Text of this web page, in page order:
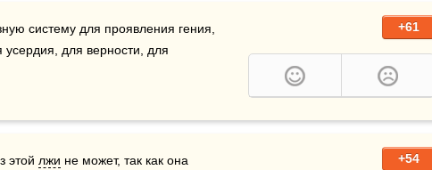
+61
систему для проявления гения,
для верности, для
+54
этой лжи не может, так как она